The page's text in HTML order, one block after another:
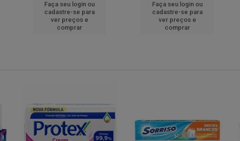
Faça seu login ou
cadastre-se para
ver preços e
comprar
Faça seu login ou
cadastre-se para
ver preços e
comprar